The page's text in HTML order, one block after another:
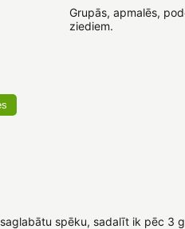
Grupās, apmalēs,
ziediem.
spēku, sadalīt ik pēc 3